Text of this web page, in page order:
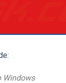
Windows